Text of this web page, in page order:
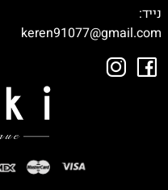
נייד:
keren91077@gmail.com